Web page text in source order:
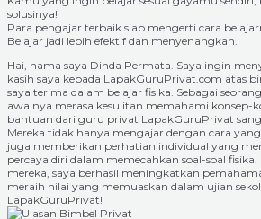
solusinya!
Para pengajar terbaik siap mengerti cara
Belajar jadi lebih efektif dan menyenangkan.
Hai, nama saya Dinda Permata. Saya ingin
kasih saya kepada LapakGuruPrivat.com atas
saya terima dalam belajar fisika. Sebagai
awalnya merasa kesulitan memahami konsep-
bantuan dari guru privat LapakGuruPrivat
Mereka tidak hanya mengajar dengan cara
juga memberikan perhatian individual yang
percaya diri dalam memecahkan soal-soal
mereka, saya berhasil meningkatkan
meraih nilai yang memuaskan dalam ujian
LapakGuruPrivat!